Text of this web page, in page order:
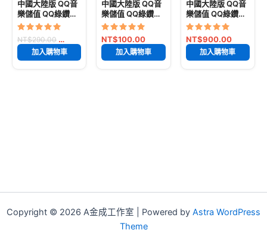
件
中國大陸版 QQ音
樂儲值 QQ綠鑽儲
值 QQ 綠鑽豪華版
樂
評分
5
滿分 5
NT$290.00 原始價格：NT$290.00。
NT$ 245.00目前價格：NT$245.00。
加入購物車
29342 件
中國大陸版 QQ音
樂儲值 QQ綠鑽儲
值 QQ 綠鑽豪華版
月卡 + 送付費音樂
包
評分
5
滿分 5
NT$100.00
加入購物車
53044 件
中國大陸版 QQ音
樂儲值 QQ綠鑽儲
值 QQ綠鑽豪華版
一年12個月 QQ 綠
鑽豪華版一年 12
個月 + 送付費音樂
評分
5
滿分 5
NT$900.00
加入購物車
Copyright © 2026 A金成工作室 | Powered by Astra WordPress
Theme